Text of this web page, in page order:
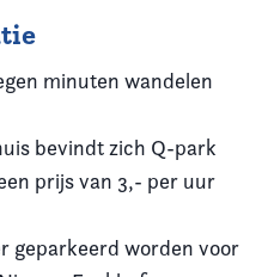
minuten wandelen
bevindt zich Q-park
prijs van 3,- per uur
geparkeerd worden voor